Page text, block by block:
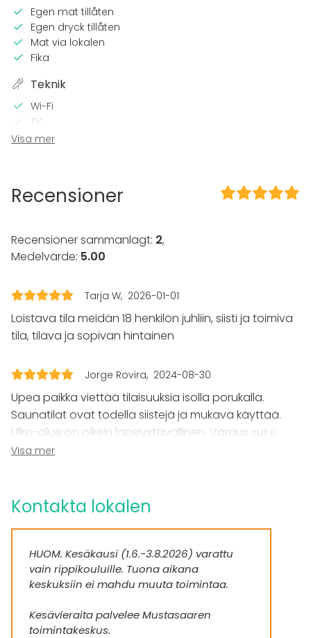
Egen mat tillåten
Egen dryck tillåten
Mat via lokalen
Fika
Teknik
Wi-Fi
TV
I lokalen
Tillgänglighetsanpassad
Utrustning
Handdukar
Evenemang
Bröllop
Spa / relax / bastu
Middag / Lunch
Möte
Konferens
Mässa / Utställning
Stuga / boende
Upplevelse / aktivitet
Julbord / Julfest
Lokal
Bastu
Utomhusaktiviteter
Visa mer
Recensioner
Recensioner sammanlagt: 2,
Medelvärde: 5.00
Tarja W 2026-01-01
Loistava tila meidän 18 henkilön juhliin, siisti ja toimiva
tila, tilava ja sopivan hintainen
Jorge Rovira 2024-08-30
Upea paikka viettää tilaisuuksia isolla porukalla.
Saunatilat ovat todella siistejä ja mukava käyttää.
Ulko-alue on oikein lapsiystävällinen. Varaus sujui
ongelmitta ja kaikki kysymykset saatiin selvitettyä.
hyvin palveli meitä kun tarvittiin (esim. lisää grillipuuta,
Visa mer
Kontakta lokalen
HUOM. Kesäkausi (1.6.-3.8.2026) varattu
vain rippikouluille. Tuona aikana
keskuksiin ei mahdu muuta toimintaa.
Kesävieraita palvelee Mustasaaren
toimintakeskus.